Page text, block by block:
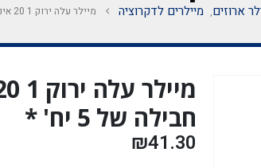
ארוזים, מיילרים לדקרוציה מיילר עלה ירוק 1 20 אינ"ץ *מגיע בסיטונאות חבילה של 5 יח' *
חבילה של 5 יח' *
₪41.30